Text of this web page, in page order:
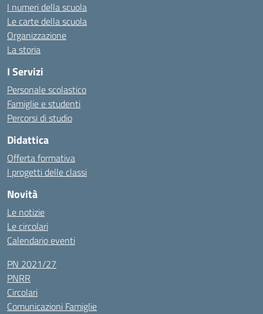
I numeri della scuola
Le carte della scuola
Organizzazione
La storia
I Servizi
Personale scolastico
Famiglie e studenti
Percorsi di studio
Didattica
Offerta formativa
I progetti delle classi
Novità
Le notizie
Le circolari
Calendario eventi
PN 2021/27
PNRR
Circolari
Comunicazioni Famiglie